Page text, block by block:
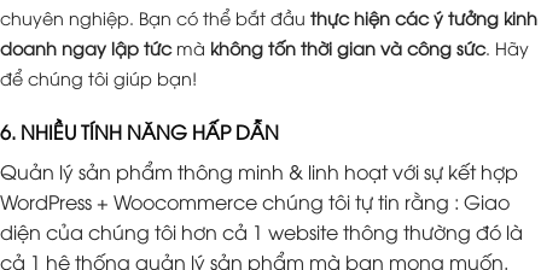
chuyên nghiệp. Bạn có thể bắt đầu thực hiện các ý tưởng kinh
doanh ngay lập tứcmà không tốn thời gian và công sức. Hãy
để chúng tôi giúp bạn!
6. NHIỀU TÍNH NĂNG HẤP DẪN
Quản lý sản phẩm thông minh & linh hoạt với sự kết hợp
WordPress + Woocommerce chúng tôi tự tin rằng : Giao
diện của chúng tôi hơn cả 1 website thông thường đó là
cả 1 hệ thống quản lý sản phẩm mà bạn mong muốn.